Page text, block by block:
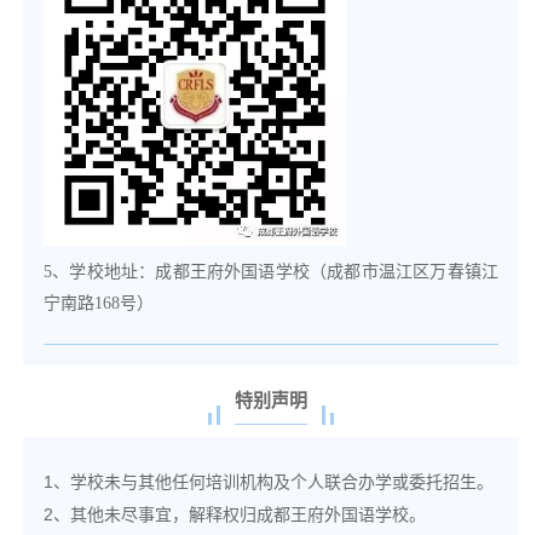
5、学校地址：成都王府外国语学校（成都市温江区万春镇江
宁南路168号）
特别声明
1、学校未与其他任何培训机构及个人联合办学或委托招生。
2、其他未尽事宜，解释权归成都王府外国语学校。